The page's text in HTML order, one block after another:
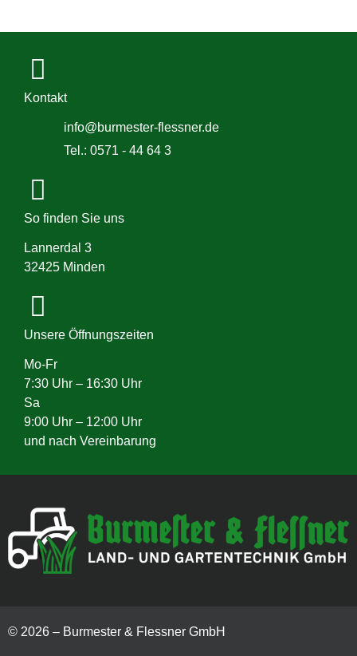
Kontakt
info@burmester-flessner.de
Tel.: 0571 - 44 64 3
So finden Sie uns
Lannerdal 3
32425 Minden
Unsere Öffnungszeiten
Mo-Fr
7:30 Uhr – 16:30 Uhr
Sa
9:00 Uhr – 12:00 Uhr
und nach Vereinbarung
© 2026 – Burmester & Flessner GmbH